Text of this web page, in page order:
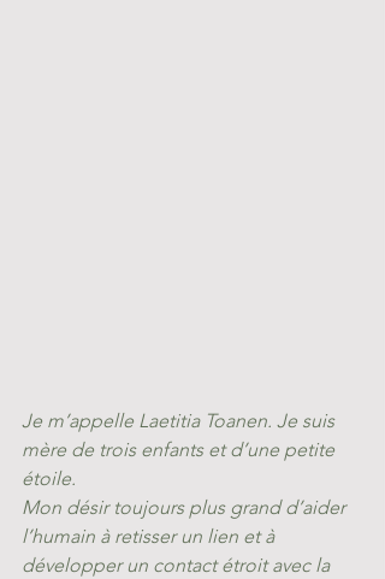
Je m’appelle Laetitia Toanen. Je suis
mère de trois enfants et d’une petite
étoile.
Mon désir toujours plus grand d’aider
l’humain à retisser un lien et à
développer un contact étroit avec la